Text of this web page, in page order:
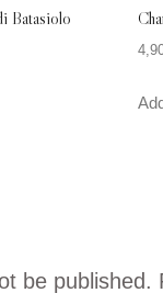
Batasiolo
be published.